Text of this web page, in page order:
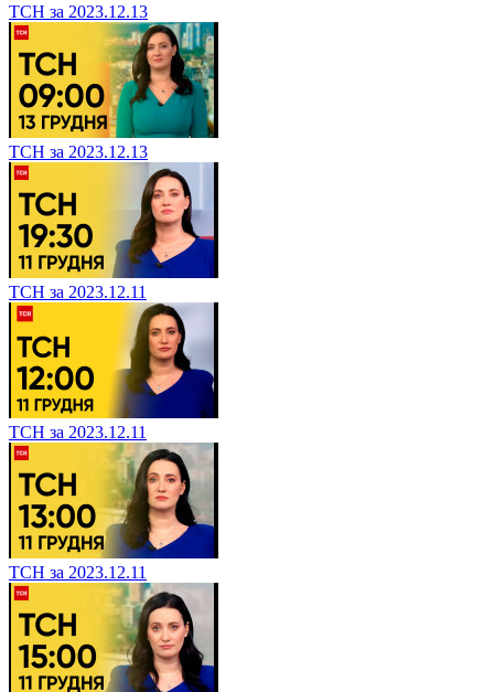
ТСН за 2023.12.13
ТСН за 2023.12.13
ТСН за 2023.12.11
ТСН за 2023.12.11
ТСН за 2023.12.11